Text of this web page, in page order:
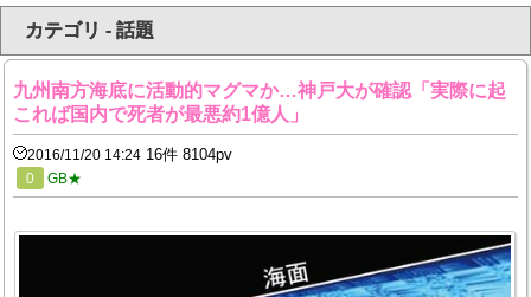
カテゴリ - 話題
九州南方海底に活動的マグマか…神戸大が確認「実際に起
これば国内で死者が最悪約1億人」
2016/11/20 14:24 16件 8104pv
0 GB★